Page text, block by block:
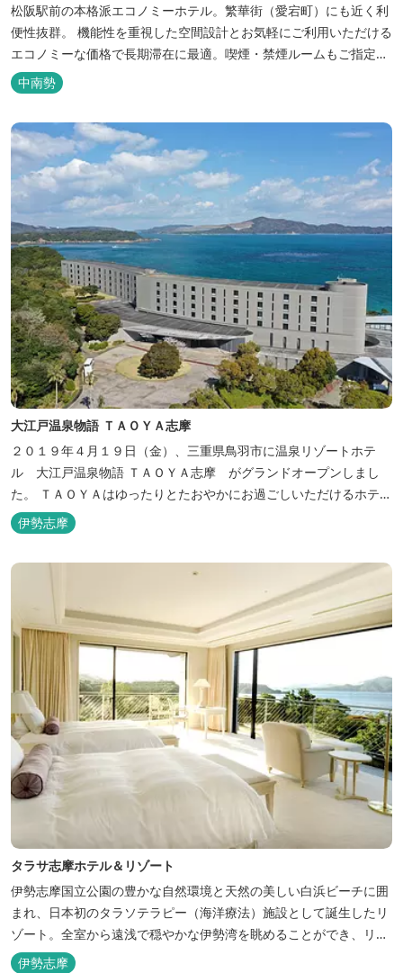
松阪駅前の本格派エコノミーホテル。繁華街（愛宕町）にも近く利
便性抜群。 機能性を重視した空間設計とお気軽にご利用いただける
エコノミーな価格で長期滞在に最適。喫煙・禁煙ルームもご指定い
ただけます。 無料サービス ・３０種類以上の和洋朝食ビュッフェ
（6:30～9:30） ・アルコールも無料のウェルカムドリンクサービス
中南勢
大江戸温泉物語 ＴＡＯＹＡ志摩
２０１９年４月１９日（金）、三重県鳥羽市に温泉リゾートホテ
ル 大江戸温泉物語 ＴＡＯＹＡ志摩 がグランドオープンしまし
た。 ＴＡＯＹＡはゆったりとたおやかにお過ごしいただけるホテル
を目指し、カキの産地の鳥羽市浦村町にオープンしました。 目の前
は太平洋に注ぐ伊勢湾の海の風景が広がり、後背は山に囲まれ、自
伊勢志摩
タラサ志摩ホテル＆リゾート
伊勢志摩国立公園の豊かな自然環境と天然の美しい白浜ビーチに囲
まれ、日本初のタラソテラピー（海洋療法）施設として誕生したリ
ゾート。全室から遠浅で穏やかな伊勢湾を眺めることができ、リラ
ックスした滞在をお楽しみいただけます。滞在中は、目の前の海か
伊勢志摩